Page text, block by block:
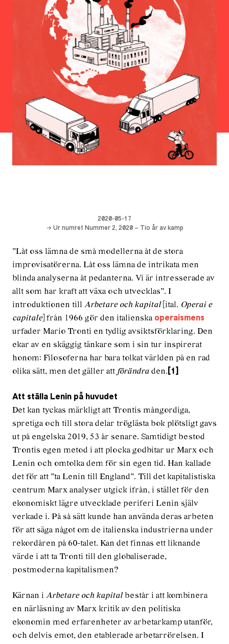
2020-05-17
→ Ur numret Nummer 2, 2020 – Tio år av kamp
”Låt oss lämna de små modellerna åt de stora
improvisatörerna. Låt oss lämna de intrikata men
blinda analyserna åt pedanterna. Vi är intresserade av
allt som har kraft att växa och utvecklas”. I
introduktionen till Arbetare och kapital [ital. Operai e
capitale] från 1966 gör den italienska operaismens
urfader Mario Tronti en tydlig avsiktsförklaring. Den
ekar av en skäggig tänkare som i sin tur inspirerat
honom: Filosoferna har bara tolkat världen på en rad
olika sätt, men det gäller att förändra den. [1]
Att ställa Lenin på huvudet
Det kan tyckas märkligt att Trontis mångordiga,
spretiga och till stora delar tröglästa bok plötsligt gavs
ut på engelska 2019, 53 år senare. Samtidigt bestod
Trontis egen metod i att plocka godbitar ur Marx och
Lenin och omtolka dem för sin egen tid. Han kallade
det för att ”ta Lenin till England”. Till det kapitalistiska
centrum Marx analyser utgick ifrån, i stället för den
ekonomiskt lägre utvecklade periferi Lenin själv
verkade i. På så sätt kunde han använda deras arbeten
för att säga något om de italienska industrierna under
rekordåren på 60-talet. Kan det finnas ett liknande
värde i att ta Tronti till den globaliserade,
postmoderna kapitalismen?
Kärnan i Arbetare och kapital består i att kombinera
en närläsning av Marx kritik av den politiska
ekonomin med erfarenhet­er av arbetarkamp utanför,
och delvis emot, den etablerade arbetar­rörelsen. I